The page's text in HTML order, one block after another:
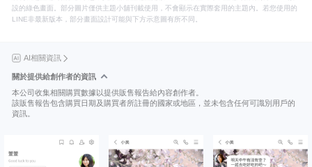
設的綠色畫面。部分圖片僅供主題小舖刊載使用，不會顯示在實際套用的主題內。若您使用的
LINE非最新版本，部分畫面設計可能與下方示意圖有所不同。
AI相關資訊
關於提供給創作者的資訊
本公司收集相關購買數據以提供販售報告給內容創作者。
該販售報告包含購買日期及購買者所註冊的國家或地區，並未包含任何可識別用戶的
資訊。